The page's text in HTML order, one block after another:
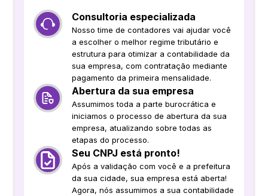
Consultoria especializada
Nosso time de contadores vai ajudar você
a escolher o melhor regime tributário e
estrutura para otimizar a contabilidade da
sua empresa, com contratação mediante
pagamento da primeira mensalidade.
Abertura da sua empresa
Assumimos toda a parte burocrática e
iniciamos o processo de abertura da sua
empresa, atualizando sobre todas as
etapas do processo.
Seu CNPJ está pronto!
Após a validação com você e a prefeitura
da sua cidade, sua empresa está aberta!
Agora, nós assumimos a sua contabilidade